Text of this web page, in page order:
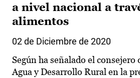
a nivel nacional a
alimentos
02 de Diciembre de 2020
Según ha señalado el consejero
Agua y Desarrollo Rural en la